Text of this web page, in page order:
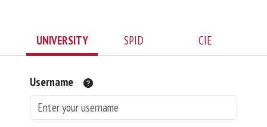
UNIVERSITY SPID CIE
Username